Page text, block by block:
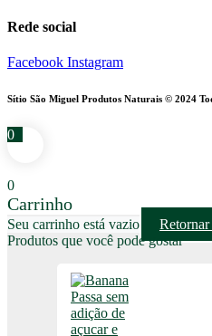
Rede social
Facebook Instagram
Sítio São Miguel Produtos Naturais © 2024
0
0
Carrinho
Seu carrinho está vazio
Retornar
Produtos que você pode gostar